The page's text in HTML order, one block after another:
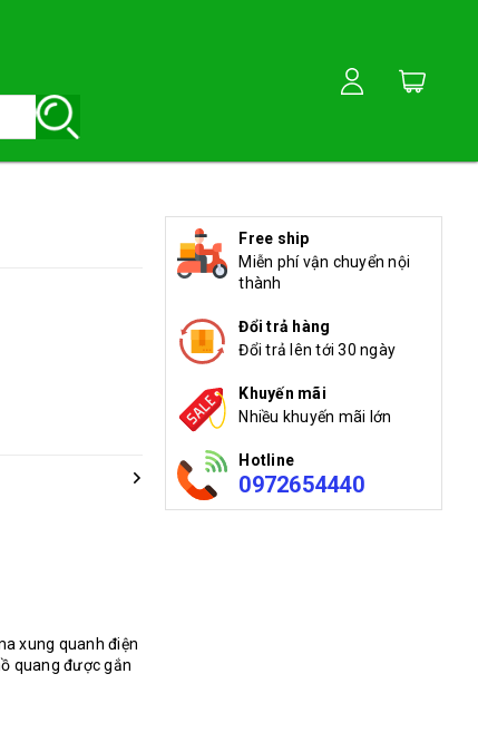
xung quanh điện
quang được gắn
Free ship
Miễn phí vận chuyển nội
thành
Đổi trả hàng
Đổi trả lên tới 30 ngày
Khuyến mãi
Nhiều khuyến mãi lớn
Hotline
0972654440